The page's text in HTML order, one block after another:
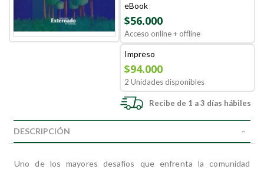
eBook
$56.000
Acceso online + offline
Impreso
$94.000
2 Unidades disponibles
Recibe de 1 a 3 días hábiles
DESCRIPCIÓN
Uno de los mayores desafíos que enfrenta la comunidad